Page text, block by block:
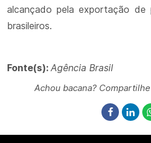
alcançado pela exportação de
brasileiros.
Fonte(s): Agência Brasil
Achou bacana?